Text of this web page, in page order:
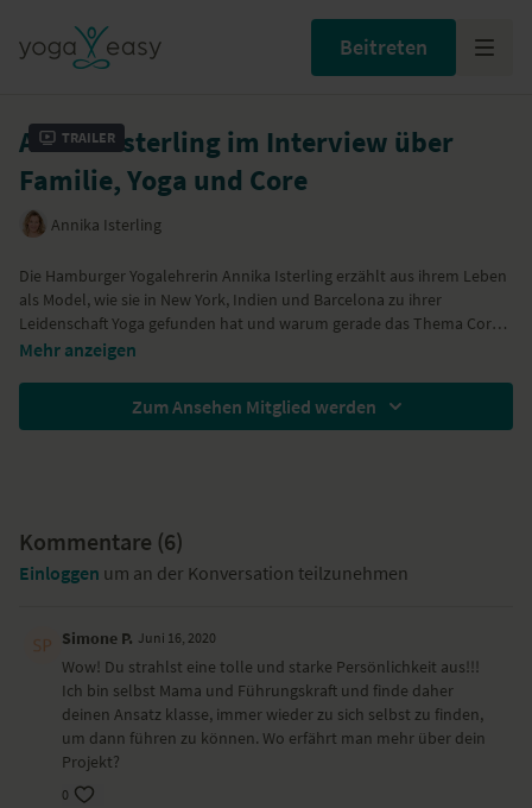
Beitreten
Trailer
Annika Isterling im Interview über
Familie, Yoga und Core
Annika Isterling
Die Hamburger Yogalehrerin Annika Isterling erzählt aus ihrem Leben
als Model, wie sie in New York, Indien und Barcelona zu ihrer
Leidenschaft Yoga gefunden hat und warum gerade das Thema Core
(vor allem nach ihren beiden Schwangerschaften) für sie so wichtig
Mehr anzeigen
Zum Ansehen Mitglied werden
Kommentare (6)
Einloggen um an der Konversation teilzunehmen
Simone P. Juni 16, 2020
Wow! Du strahlst eine tolle und starke Persönlichkeit aus!!!
Ich bin selbst Mama und Führungskraft und finde daher
deinen Ansatz klasse, immer wieder zu sich selbst zu finden,
um dann führen zu können. Wo erfährt man mehr über dein
Projekt?
0